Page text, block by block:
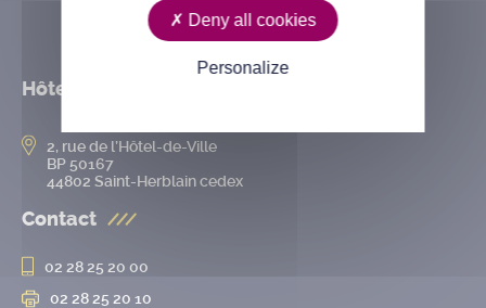
Hôtel de ville
2, rue de l’Hôtel-de-Ville
BP 50167
44802 Saint-Herblain cedex
Contact
02 28 25 20 00
02 28 25 20 10
Deny all cookies
Personalize